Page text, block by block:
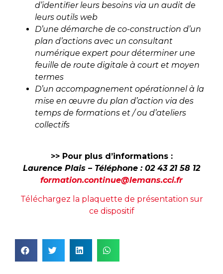
d’identifier leurs besoins via un audit de
leurs outils web
D’une démarche de co-construction d’un
plan d’actions avec un consultant
numérique expert pour déterminer une
feuille de route digitale à court et moyen
termes
D’un accompagnement opérationnel à la
mise en œuvre du plan d’action via des
temps de formations et / ou d’ateliers
collectifs
>> Pour plus d’informations :
Laurence Plais – Téléphone : 02 43 21 58 12
formation.continue@lemans.cci.fr
Téléchargez la plaquette de présentation sur
ce dispositif